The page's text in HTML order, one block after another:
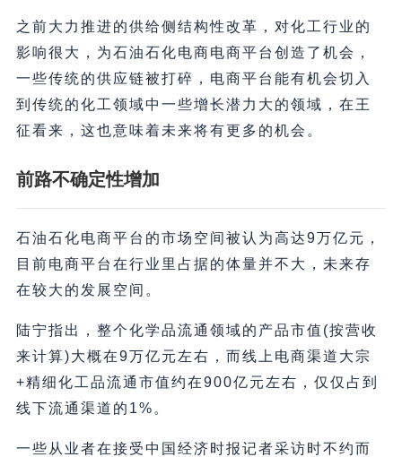
之前大力推进的供给侧结构性改革，对化工行业的
影响很大，为石油石化电商电商平台创造了机会，
一些传统的供应链被打碎，电商平台能有机会切入
到传统的化工领域中一些增长潜力大的领域，在王
征看来，这也意味着未来将有更多的机会。
前路不确定性增加
石油石化电商平台的市场空间被认为高达9万亿元，
目前电商平台在行业里占据的体量并不大，未来存
在较大的发展空间。
陆宁指出，整个化学品流通领域的产品市值(按营收
来计算)大概在9万亿元左右，而线上电商渠道大宗
+精细化工品流通市值约在900亿元左右，仅仅占到
线下流通渠道的1%。
一些从业者在接受中国经济时报记者采访时不约而